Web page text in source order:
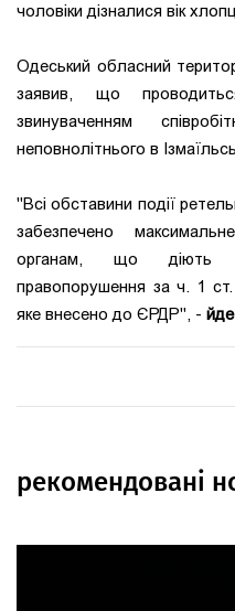
чоловіки дізналися вік
Одеський обласний
заявив, що
звинуваченням
неповнолітнього в
"Всі обставини події
забезпечено
органам, що діють
правопорушення за ч. 1
яке внесено до ЄРДР", -
рекомендовані